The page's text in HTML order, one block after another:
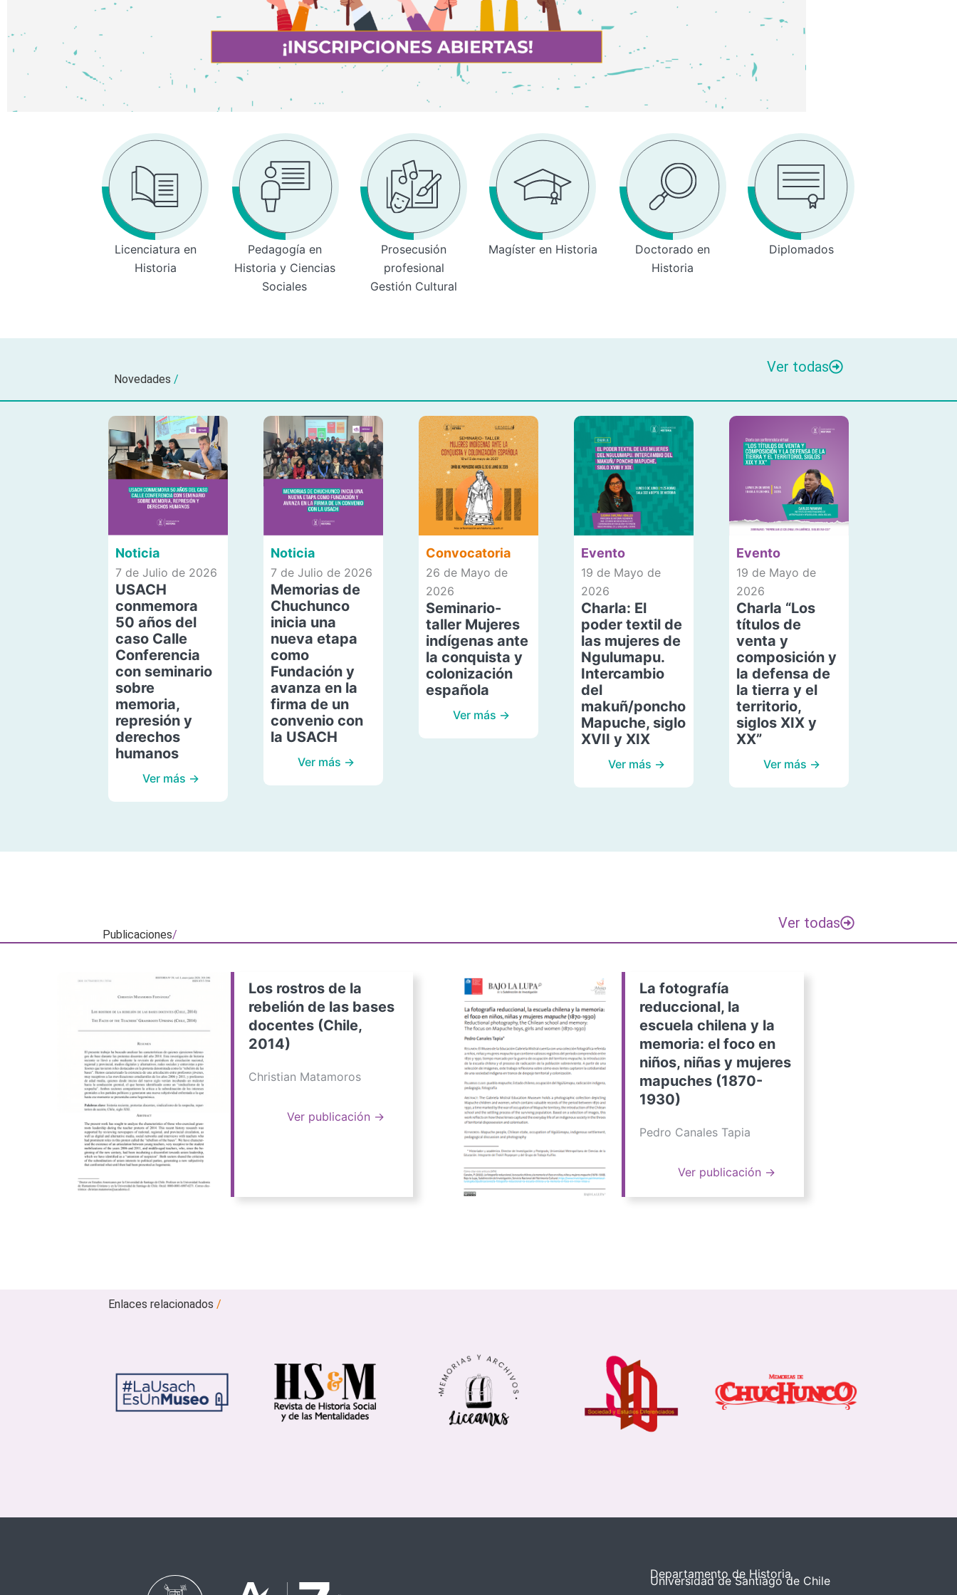
Licenciatura en
Historia
Pedagogía en
Historia y Ciencias
Sociales
Prosecusión
profesional
Gestión Cultural
Magíster en Historia
Doctorado en
Historia
Diplomados
Novedades /
Ver todas
Noticia
7 de Julio de 2026
USACH
conmemora
50 años del
caso Calle
Conferencia
con seminario
sobre
memoria,
represión y
derechos
humanos
Ver más →
Noticia
7 de Julio de 2026
Memorias de
Chuchunco
inicia una
nueva etapa
como
Fundación y
avanza en la
firma de un
convenio con
la USACH
Ver más →
Convocatoria
26 de Mayo de
2026
Seminario-
taller Mujeres
indígenas ante
la conquista y
colonización
española
Ver más →
Evento
19 de Mayo de
2026
Charla: El
poder textil de
las mujeres de
Ngulumapu.
Intercambio
del
makuñ/poncho
Mapuche, siglo
XVII y XIX
Ver más →
Evento
19 de Mayo de
2026
Charla “Los
títulos de
venta y
composición y
la defensa de
la tierra y el
territorio,
siglos XIX y
XX”
Ver más →
Publicaciones/
Ver todas
Los rostros de la
rebelión de las bases
docentes (Chile,
2014)
Christian Matamoros
Ver publicación →
La fotografía
reduccional, la
escuela chilena y la
memoria: el foco en
niños, niñas y mujeres
mapuches (1870-
1930)
Pedro Canales Tapia
Ver publicación →
Enlaces relacionados/
Departamento de Historia
Universidad de Santiago de Chile